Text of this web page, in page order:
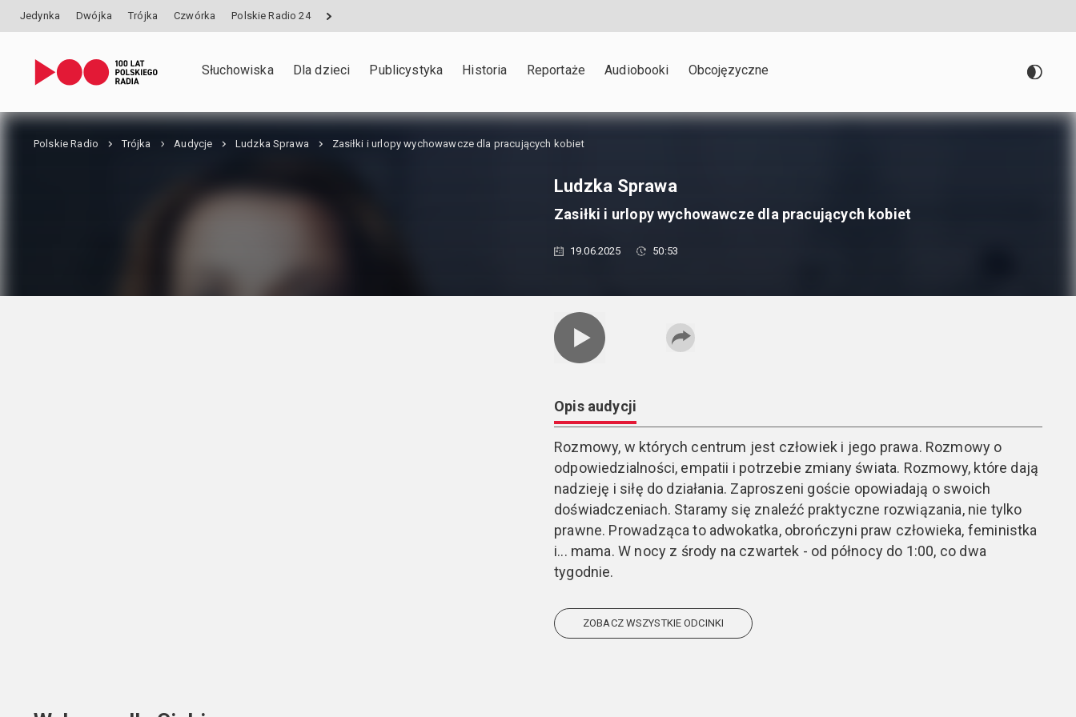
Jedynka Dwójka Trójka Czwórka Polskie Radio 24
Słuchowiska Dla dzieci Publicystyka Historia Reportaże Audiobooki Obcojęzyczne
Polskie Radio Trójka Audycje Ludzka Sprawa Zasiłki i urlopy wychowawcze dla pracujących kobiet
Ludzka Sprawa
Zasiłki i urlopy wychowawcze dla pracujących kobiet
19.06.2025 50:53
Opis audycji
Rozmowy, w których centrum jest człowiek i jego prawa. Rozmowy o
odpowiedzialności, empatii i potrzebie zmiany świata. Rozmowy, które dają
nadzieję i siłę do działania. Zaproszeni goście opowiadają o swoich
doświadczeniach. Staramy się znaleźć praktyczne rozwiązania, nie tylko
prawne. Prowadząca to adwokatka, obrończyni praw człowieka, feministka
i... mama. W nocy z środy na czwartek - od północy do 1:00, co dwa
tygodnie.
ZOBACZ WSZYSTKIE ODCINKI